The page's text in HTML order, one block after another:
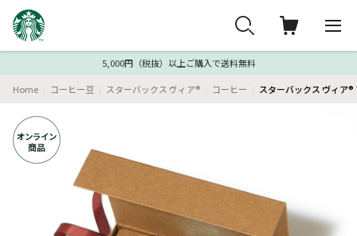
5,000円（税抜）以上ご購入で送料無料
Home コーヒー豆 スターバックス ヴィア® コーヒー スターバックス ヴィア
オンライン
商品